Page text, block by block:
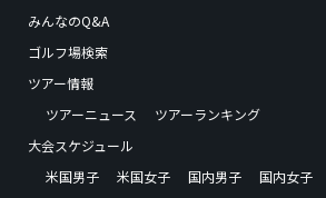
みんなのQ&A
ゴルフ場検索
ツアー情報
ツアーニュース
ツアーランキング
大会スケジュール
米国男子
米国女子 国内男子
国内女子